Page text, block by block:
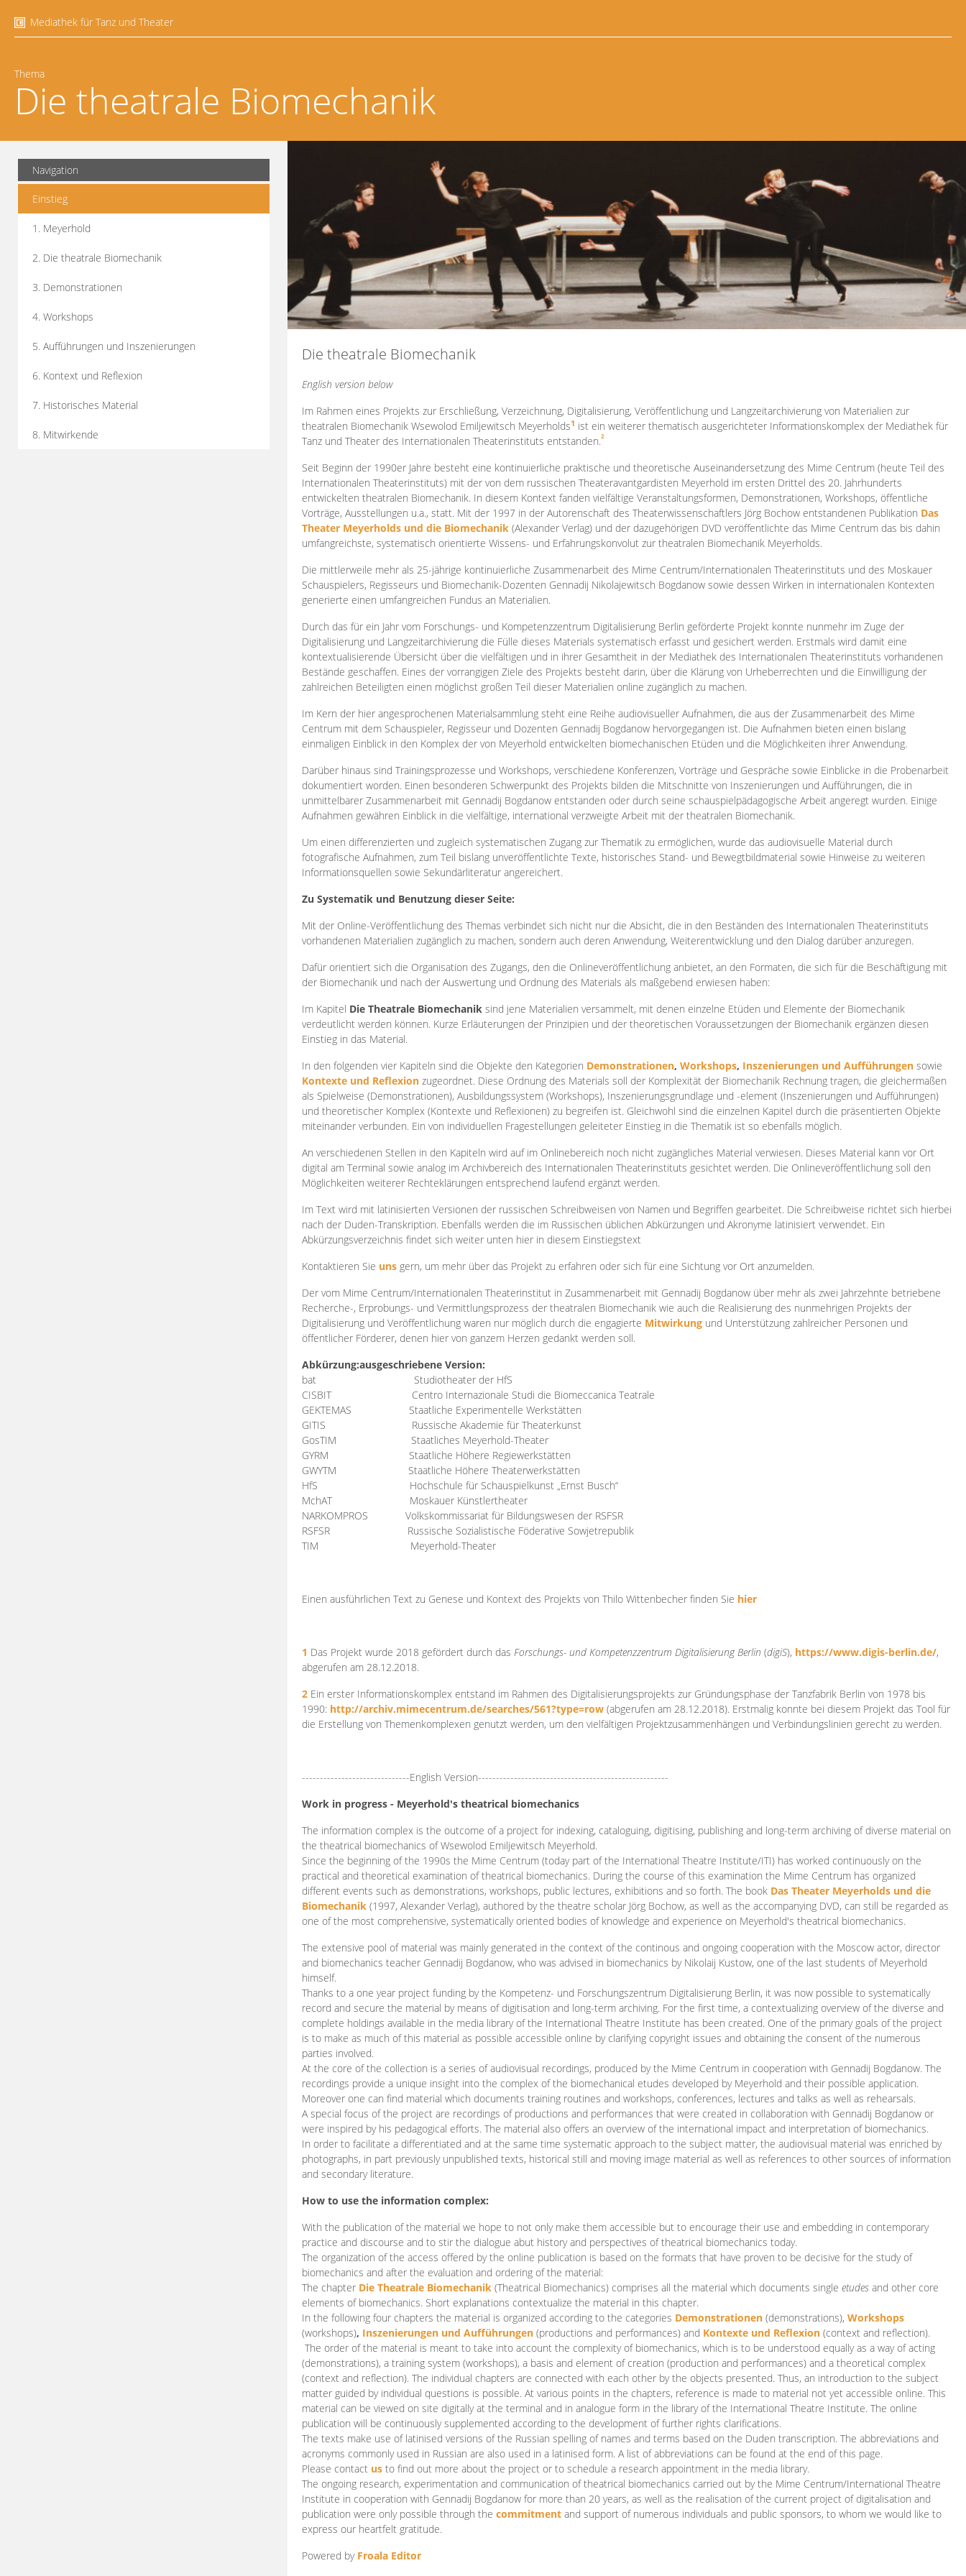
Mediathek für Tanz und Theater
Thema
Die theatrale Biomechanik
Navigation
Einstieg
1. Meyerhold
2. Die theatrale Biomechanik
3. Demonstrationen
4. Workshops
5. Aufführungen und Inszenierungen
6. Kontext und Reflexion
7. Historisches Material
8. Mitwirkende
Die theatrale Biomechanik
English version below
Im Rahmen eines Projekts zur Erschließung, Verzeichnung, Digitalisierung, Veröffentlichung und Langzeitarchivierung von Materialien zur
theatralen Biomechanik Wsewolod Emiljewitsch Meyerholds1 ist ein weiterer thematisch ausgerichteter Informationskomplex der Mediathek für
Tanz und Theater des Internationalen Theaterinstituts entstanden.2
Seit Beginn der 1990er Jahre besteht eine kontinuierliche praktische und theoretische Auseinandersetzung des Mime Centrum (heute Teil des
Internationalen Theaterinstituts) mit der von dem russischen Theateravantgardisten Meyerhold im ersten Drittel des 20. Jahrhunderts
entwickelten theatralen Biomechanik. In diesem Kontext fanden vielfältige Veranstaltungsformen, Demonstrationen, Workshops, öffentliche
Vorträge, Ausstellungen u.a., statt. Mit der 1997 in der Autorenschaft des Theaterwissenschaftlers Jörg Bochow entstandenen Publikation Das
Theater Meyerholds und die Biomechanik (Alexander Verlag) und der dazugehörigen DVD veröffentlichte das Mime Centrum das bis dahin
umfangreichste, systematisch orientierte Wissens- und Erfahrungskonvolut zur theatralen Biomechanik Meyerholds.
Die mittlerweile mehr als 25-jährige kontinuierliche Zusammenarbeit des Mime Centrum/Internationalen Theaterinstituts und des Moskauer
Schauspielers, Regisseurs und Biomechanik-Dozenten Gennadij Nikolajewitsch Bogdanow sowie dessen Wirken in internationalen Kontexten
generierte einen umfangreichen Fundus an Materialien.
Durch das für ein Jahr vom Forschungs- und Kompetenzzentrum Digitalisierung Berlin geförderte Projekt konnte nunmehr im Zuge der
Digitalisierung und Langzeitarchivierung die Fülle dieses Materials systematisch erfasst und gesichert werden. Erstmals wird damit eine
kontextualisierende Übersicht über die vielfältigen und in ihrer Gesamtheit in der Mediathek des Internationalen Theaterinstituts vorhandenen
Bestände geschaffen. Eines der vorrangigen Ziele des Projekts besteht darin, über die Klärung von Urheberrechten und die Einwilligung der
zahlreichen Beteiligten einen möglichst großen Teil dieser Materialien online zugänglich zu machen.
Im Kern der hier angesprochenen Materialsammlung steht eine Reihe audiovisueller Aufnahmen, die aus der Zusammenarbeit des Mime
Centrum mit dem Schauspieler, Regisseur und Dozenten Gennadij Bogdanow hervorgegangen ist. Die Aufnahmen bieten einen bislang
einmaligen Einblick in den Komplex der von Meyerhold entwickelten biomechanischen Etüden und die Möglichkeiten ihrer Anwendung.
Darüber hinaus sind Trainingsprozesse und Workshops, verschiedene Konferenzen, Vorträge und Gespräche sowie Einblicke in die Probenarbeit
dokumentiert worden. Einen besonderen Schwerpunkt des Projekts bilden die Mitschnitte von Inszenierungen und Aufführungen, die in
unmittelbarer Zusammenarbeit mit Gennadij Bogdanow entstanden oder durch seine schauspielpädagogische Arbeit angeregt wurden. Einige
Aufnahmen gewähren Einblick in die vielfältige, international verzweigte Arbeit mit der theatralen Biomechanik.
Um einen differenzierten und zugleich systematischen Zugang zur Thematik zu ermöglichen, wurde das audiovisuelle Material durch
fotografische Aufnahmen, zum Teil bislang unveröffentlichte Texte, historisches Stand- und Bewegtbildmaterial sowie Hinweise zu weiteren
Informationsquellen sowie Sekundärliteratur angereichert.
Zu Systematik und Benutzung dieser Seite:
Mit der Online-Veröffentlichung des Themas verbindet sich nicht nur die Absicht, die in den Beständen des Internationalen Theaterinstituts
vorhandenen Materialien zugänglich zu machen, sondern auch deren Anwendung, Weiterentwicklung und den Dialog darüber anzuregen.
Dafür orientiert sich die Organisation des Zugangs, den die Onlineveröffentlichung anbietet, an den Formaten, die sich für die Beschäftigung mit
der Biomechanik und nach der Auswertung und Ordnung des Materials als maßgebend erwiesen haben:
Im Kapitel Die Theatrale Biomechanik sind jene Materialien versammelt, mit denen einzelne Etüden und Elemente der Biomechanik
verdeutlicht werden können. Kurze Erläuterungen der Prinzipien und der theoretischen Voraussetzungen der Biomechanik ergänzen diesen
Einstieg in das Material.
In den folgenden vier Kapiteln sind die Objekte den Kategorien Demonstrationen, Workshops, Inszenierungen und Aufführungen sowie
Kontexte und Reflexion zugeordnet. Diese Ordnung des Materials soll der Komplexität der Biomechanik Rechnung tragen, die gleichermaßen
als Spielweise (Demonstrationen), Ausbildungssystem (Workshops), Inszenierungsgrundlage und -element (Inszenierungen und Aufführungen)
und theoretischer Komplex (Kontexte und Reflexionen) zu begreifen ist. Gleichwohl sind die einzelnen Kapitel durch die präsentierten Objekte
miteinander verbunden. Ein von individuellen Fragestellungen geleiteter Einstieg in die Thematik ist so ebenfalls möglich.
An verschiedenen Stellen in den Kapiteln wird auf im Onlinebereich noch nicht zugängliches Material verwiesen. Dieses Material kann vor Ort
digital am Terminal sowie analog im Archivbereich des Internationalen Theaterinstituts gesichtet werden. Die Onlineveröffentlichung soll den
Möglichkeiten weiterer Rechteklärungen entsprechend laufend ergänzt werden.
Im Text wird mit latinisierten Versionen der russischen Schreibweisen von Namen und Begriffen gearbeitet. Die Schreibweise richtet sich hierbei
nach der Duden-Transkription. Ebenfalls werden die im Russischen üblichen Abkürzungen und Akronyme latinisiert verwendet. Ein
Abkürzungsverzeichnis findet sich weiter unten hier in diesem Einstiegstext
Kontaktieren Sie uns gern, um mehr über das Projekt zu erfahren oder sich für eine Sichtung vor Ort anzumelden.
Der vom Mime Centrum/Internationalen Theaterinstitut in Zusammenarbeit mit Gennadij Bogdanow über mehr als zwei Jahrzehnte betriebene
Recherche-, Erprobungs- und Vermittlungsprozess der theatralen Biomechanik wie auch die Realisierung des nunmehrigen Projekts der
Digitalisierung und Veröffentlichung waren nur möglich durch die engagierte Mitwirkung und Unterstützung zahlreicher Personen und
öffentlicher Förderer, denen hier von ganzem Herzen gedankt werden soll.
Abkürzung:ausgeschriebene Version:
bat
Studiotheater der HfS
CISBIT
Centro Internazionale Studi die Biomeccanica Teatrale
GEKTEMAS
Staatliche Experimentelle Werkstätten
GITIS
Russische Akademie für Theaterkunst
GosTIM
Staatliches Meyerhold-Theater
GYRM
Staatliche Höhere Regiewerkstätten
GWYTM
Staatliche Höhere Theaterwerkstätten
HfS
Hochschule für Schauspielkunst „Ernst Busch“
MchAT
Moskauer Künstlertheater
NARKOMPROS
Volkskommissariat für Bildungswesen der RSFSR
RSFSR
Russische Sozialistische Föderative Sowjetrepublik
TIM Meyerhold-Theater
Einen ausführlichen Text zu Genese und Kontext des Projekts von Thilo Wittenbecher finden Sie hier
1 Das Projekt wurde 2018 gefördert durch das Forschungs- und Kompetenzzentrum DigitalisierungBerlin (digiS), https://www.digis-berlin.de/,
abgerufen am 28.12.2018.
2 Ein erster Informationskomplex entstand im Rahmen des Digitalisierungsprojekts zur Gründungsphase der Tanzfabrik Berlin von 1978 bis
1990: http://archiv.mimecentrum.de/searches/561?type=row (abgerufen am 28.12.2018). Erstmalig konnte bei diesem Projekt das Tool für
die Erstellung von Themenkomplexen genutzt werden, um den vielfältigen Projektzusammenhängen und Verbindungslinien gerecht zu werden.
------------------------------English Version-----------------------------------------------------
Work in progress - Meyerhold's theatrical biomechanics
The information complex is the outcome of a project for indexing, cataloguing, digitising, publishing and long-term archiving of diverse material on
the theatrical biomechanics of Wsewolod Emiljewitsch Meyerhold.
Since the beginning of the 1990s the Mime Centrum (today part of the International Theatre Institute/ITI) has worked continuously on the
practical and theoretical examination of theatrical biomechanics. During the course of this examination the Mime Centrum has organized
different events such as demonstrations, workshops, public lectures, exhibitions and so forth. The book Das Theater Meyerholds und die
Biomechanik (1997, Alexander Verlag), authored by the theatre scholar Jörg Bochow, as well as the accompanying DVD, can still be regarded as
one of the most comprehensive, systematically oriented bodies of knowledge and experience on Meyerhold's theatrical biomechanics.
The extensive pool of material was mainly generated in the context of the continous and ongoing cooperation with the Moscow actor, director
and biomechanics teacher Gennadij Bogdanow, who was advised in biomechanics by Nikolaij Kustow, one of the last students of Meyerhold
himself.
Thanks to a one year project funding by the Kompetenz- und Forschungszentrum Digitalisierung Berlin, it was now possible to systematically
record and secure the material by means of digitisation and long-term archiving. For the first time, a contextualizing overview of the diverse and
complete holdings available in the media library of the International Theatre Institute has been created. One of the primary goals of the project
is to make as much of this material as possible accessible online by clarifying copyright issues and obtaining the consent of the numerous
parties involved.
At the core of the collection is a series of audiovisual recordings, produced by the Mime Centrum in cooperation with Gennadij Bogdanow. The
recordings provide a unique insight into the complex of the biomechanical etudes developed by Meyerhold and their possible application.
Moreover one can find material which documents training routines and workshops, conferences, lectures and talks as well as rehearsals.
A special focus of the project are recordings of productions and performances that were created in collaboration with Gennadij Bogdanow or
were inspired by his pedagogical efforts. The material also offers an overview of the international impact and interpretation of biomechanics.
In order to facilitate a differentiated and at the same time systematic approach to the subject matter, the audiovisual material was enriched by
photographs, in part previously unpublished texts, historical still and moving image material as well as references to other sources of information
and secondary literature.
How to use the information complex:
With the publication of the material we hope to not only make them accessible but to encourage their use and embedding in contemporary
practice and discourse and to stir the dialogue abut history and perspectives of theatrical biomechanics today.
The organization of the access offered by the online publication is based on the formats that have proven to be decisive for the study of
biomechanics and after the evaluation and ordering of the material:
The chapter Die Theatrale Biomechanik (Theatrical Biomechanics) comprises all the material which documents single etudes and other core
elements of biomechanics. Short explanations contextualize the material in this chapter.
In the following four chapters the material is organized according to the categories Demonstrationen (demonstrations), Workshops
(workshops), Inszenierungen und Aufführungen (productions and performances) and Kontexte und Reflexion (context and reflection).
The order of the material is meant to take into account the complexity of biomechanics, which is to be understood equally as a way of acting
(demonstrations), a training system (workshops), a basis and element of creation (production and performances) and a theoretical complex
(context and reflection). The individual chapters are connected with each other by the objects presented. Thus, an introduction to the subject
matter guided by individual questions is possible. At various points in the chapters, reference is made to material not yet accessible online. This
material can be viewed on site digitally at the terminal and in analogue form in the library of the International Theatre Institute. The online
publication will be continuously supplemented according to the development of further rights clarifications.
The texts make use of latinised versions of the Russian spelling of names and terms based on the Duden transcription. The abbreviations and
acronyms commonly used in Russian are also used in a latinised form. A list of abbreviations can be found at the end of this page.
Please contact us to find out more about the project or to schedule a research appointment in the media library.
The ongoing research, experimentation and communication of theatrical biomechanics carried out by the Mime Centrum/International Theatre
Institute in cooperation with Gennadij Bogdanow for more than 20 years, as well as the realisation of the current project of digitalisation and
publication were only possible through the commitment and support of numerous individuals and public sponsors, to whom we would like to
express our heartfelt gratitude.
Powered by Froala Editor